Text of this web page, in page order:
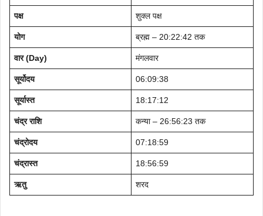
पक्ष शुक्ल पक्ष
योग ब्रह्म – 20:22:42 तक
वार (Day) मंगलवार
सूर्योदय 06:09:38
सूर्यास्त 18:17:12
चंद्र राशि कन्या – 26:56:23 तक
चंद्रोदय 07:18:59
चंद्रास्त 18:56:59
ऋतु शरद